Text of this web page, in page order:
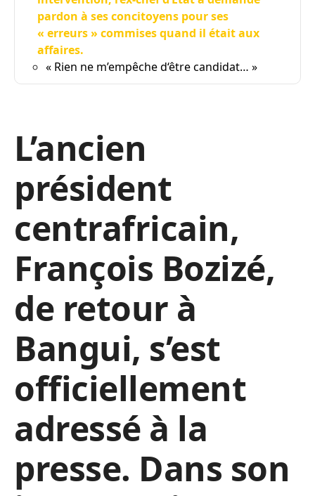
pardon à ses concitoyens pour ses
« erreurs » commises quand il était aux
affaires.
« Rien ne m’empêche d‘être candidat… »
L’ancien
président
centrafricain,
François Bozizé,
de retour à
Bangui, s’est
officiellement
adressé à la
presse. Dans son